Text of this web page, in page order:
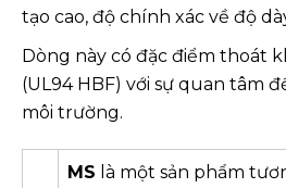
tạo cao, độ chính xác về độ
Dòng này có đặc điểm thoát
(UL94 HBF) với sự quan tâm
môi trường.
MS là một sản phẩm